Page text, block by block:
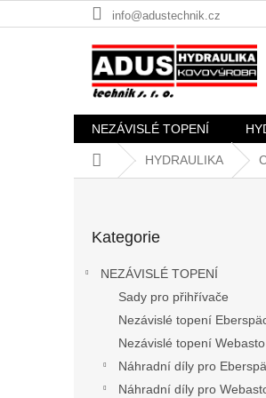
na
info@adustechnik.cz
NEZÁVISLÉ TOPENÍ
Domů HYDRAULIKA
kategorie
Kategorie
NEZÁVISLÉ TOPENÍ
Sady pro přihřívače
Nezávislé topení
Nezávislé topení Webasto
Náhradní díly pro
Náhradní díly pro